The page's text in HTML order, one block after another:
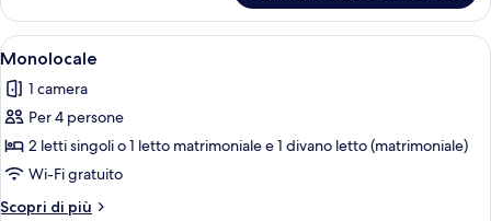
Superior
Apri
tutte
le
foto
per
Monolocale
Una camera d'albergo con un letto,
11
Monolocale
1 camera
Per 4 persone
2 letti singoli o 1 letto matrimoniale e 1 divano letto (matrimoniale)
Wi-Fi gratuito
Scopri di più
Altri